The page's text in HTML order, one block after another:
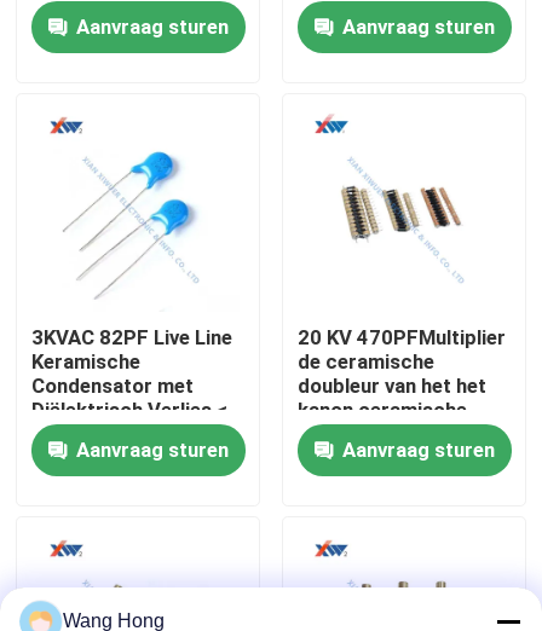
Producten
Ongeveer ons
Fabrieksreis
contacteer ons
Verzoek om een Citaat
Hoogspannings Ceramische Condensator
De Condensatoren van de hoogspanningsdeurknop
capacitieve
spanningsverdelers
met een gemiddelde
Aanvraag sturen
dielectrische sterkte
voor live-
lijnindicatoren
Aanvraag sturen
3KVAC 82PF Live Line
Keramische
Condensator met
Diëlektrisch Verlies <
0.004 voor
Hoogspanningsschakelapparatuur
Aanvraag sturen
20 KV 470PFMultiplier
de ceramische
doubleur van het het
kanon ceramische
condensator
geïntegreerde voltage
van het condensator
Aanvraag sturen
Wang Hong